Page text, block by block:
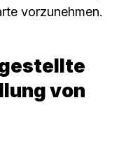
vorzunehmen.
von